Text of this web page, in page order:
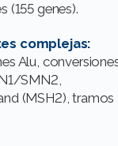
(155 genes).
complejas:
Alu,
SMN2,
(MSH2), tramos